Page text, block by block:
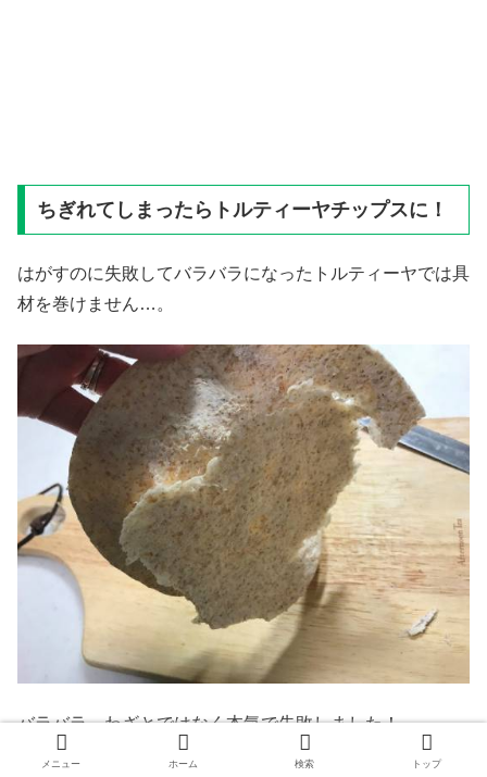
ちぎれてしまったらトルティーヤチップスに！
はがすのに失敗してバラバラになったトルティーヤでは具
材を巻けません…。
バラバラ…わざとではなく本気で失敗しました！
メニュー ホーム 検索 トップ